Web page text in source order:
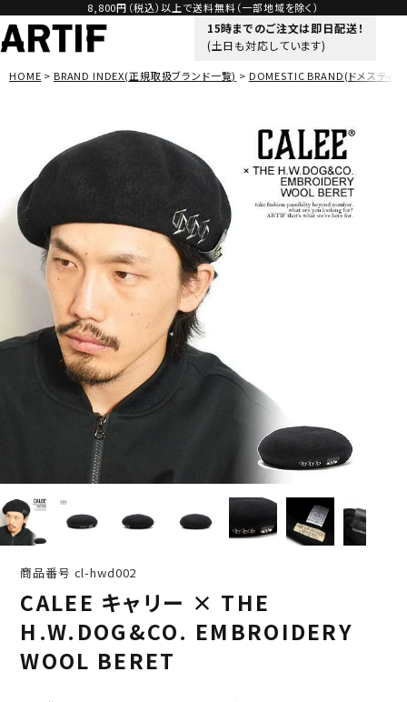
8,800円（税込）以上で送料無料（一部地域を除く）
15時までのご注文は即日配送！
(土日も対応しています)
HOME BRAND INDEX(正規取扱ブランド一覧) DOMESTIC BRAND(ドメスティッ
商品番号 cl-hwd002
CALEE キャリー × THE
H.W.DOG&CO. EMBROIDERY
WOOL BERET